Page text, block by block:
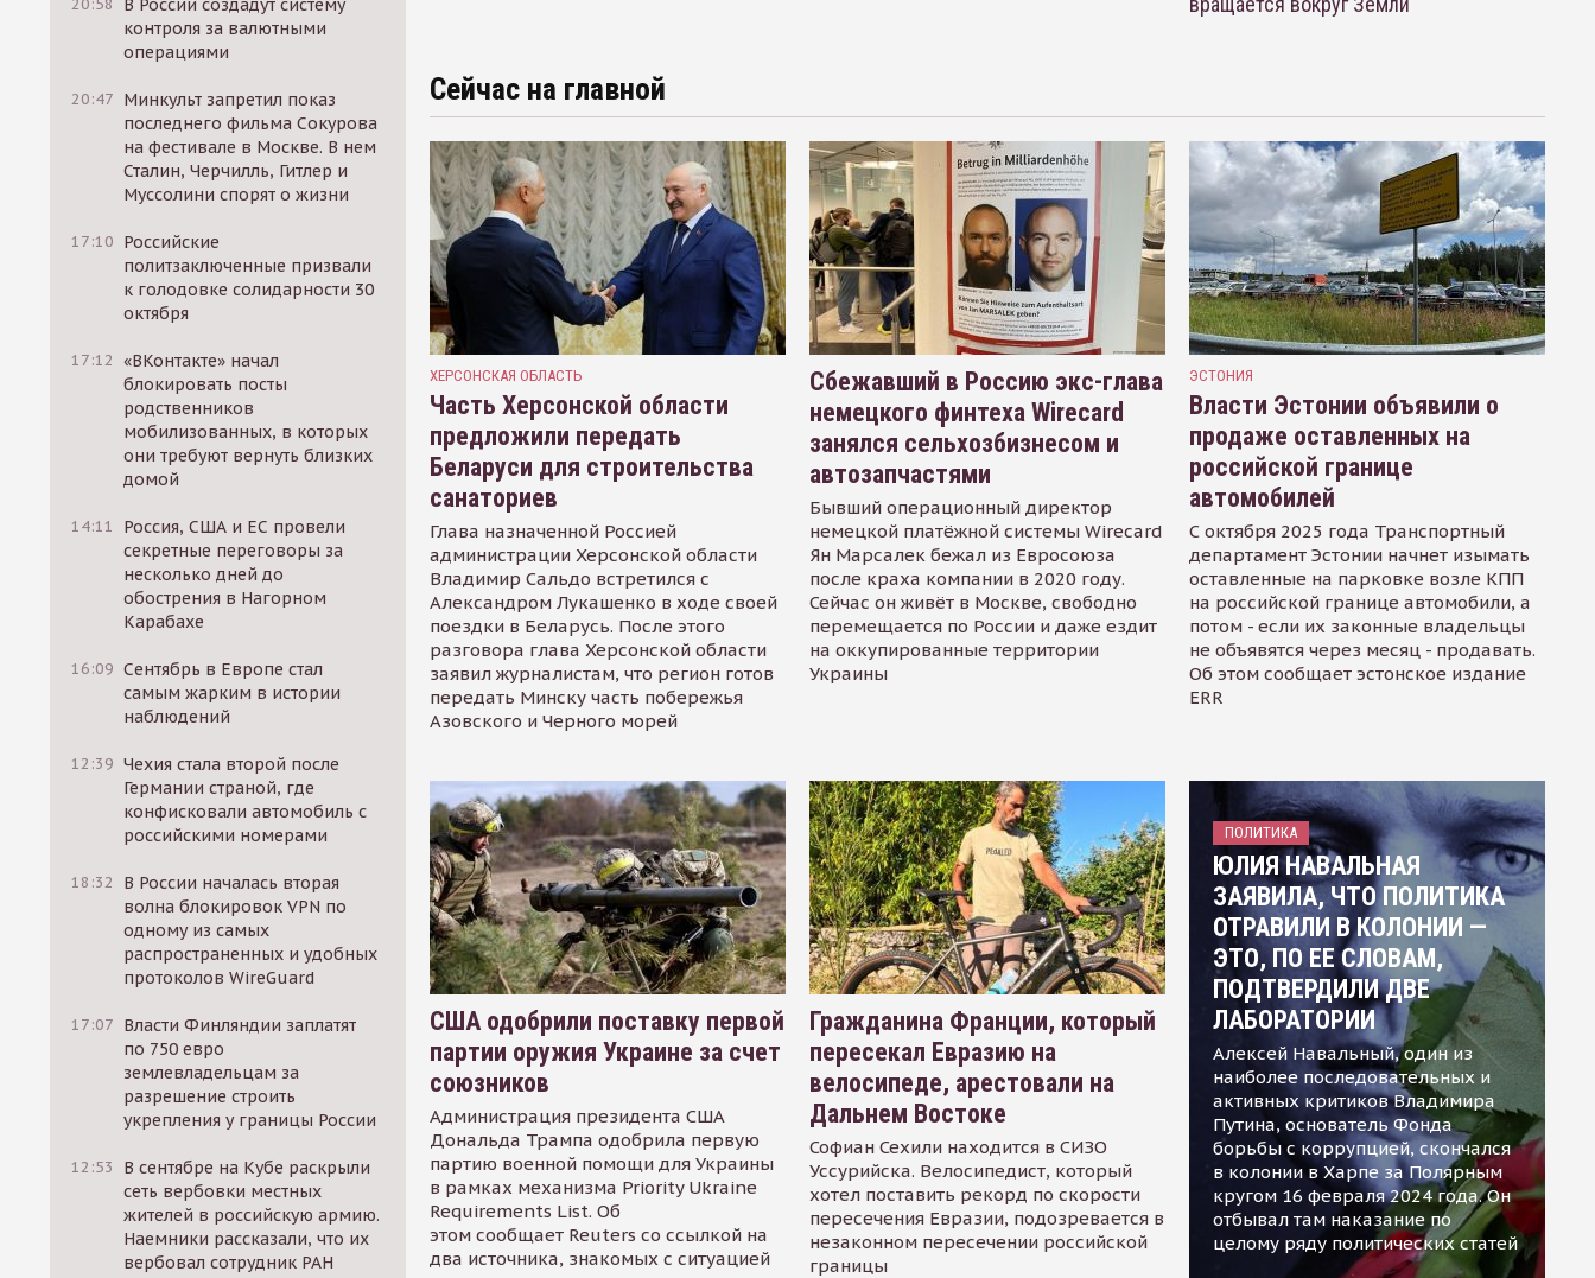
20:58
В России создадут систему
контроля за валютными
операциями
20:47 Минкульт запретил показ
последнего фильма Сокурова
на фестивале в Москве. В нем
Сталин, Черчилль, Гитлер и
Муссолини спорят о жизни
17:10 Российские
политзаключенные призвали
к голодовке солидарности 30
октября
17:12 «ВКонтакте» начал
блокировать посты
родственников
мобилизованных, в которых
они требуют вернуть близких
домой
14:11
Россия, США и ЕС провели
секретные переговоры за
несколько дней до
обострения в Нагорном
Карабахе
16:09 Сентябрь в Европе стал
самым жарким в истории
наблюдений
12:39 Чехия стала второй после
Германии страной, где
конфисковали автомобиль с
российскими номерами
18:32
В России началась вторая
волна блокировок VPN по
одному из самых
распространенных и удобных
протоколов WireGuard
17:07 Власти Финляндии заплатят
по 750 евро
землевладельцам за
разрешение строить
укрепления у границы России
12:53
В сентябре на Кубе раскрыли
сеть вербовки местных
жителей в российскую армию.
Наемники рассказали, что их
вербовал сотрудник РАН
Сейчас на главной
ХЕРСОНСКАЯ ОБЛАСТЬ
Часть Херсонской области
предложили передать
Беларуси для строительства
санаториев
Глава назначенной Россией
администрации Херсонской области
Владимир Сальдо встретился с
Александром Лукашенко в ходе своей
поездки в Беларусь. После этого
разговора глава Херсонской области
заявил журналистам, что регион готов
передать Минску часть побережья
Азовского и Черного морей
Сбежавший в Россию экс-глава
немецкого финтеха Wirecard
занялся сельхозбизнесом и
автозапчастями
Бывший операционный директор
немецкой платёжной системы Wirecard
Ян Марсалек бежал из Евросоюза
после краха компании в 2020 году.
Сейчас он живёт в Москве, свободно
перемещается по России и даже ездит
на оккупированные территории
Украины
ЭСТОНИЯ
Власти Эстонии объявили о
продаже оставленных на
российской границе
автомобилей
С октября 2025 года Транспортный
департамент Эстонии начнет изымать
оставленные на парковке возле КПП
на российской границе автомобили, а
потом - если их законные владельцы
не объявятся через месяц - продавать.
Об этом сообщает эстонское издание
ERR
США одобрили поставку первой
партии оружия Украине за счет
союзников
Администрация президента США
Дональда Трампа одобрила первую
партию военной помощи для Украины
в рамках механизма Priority Ukraine
Requirements List. Об
этом сообщает Reuters со ссылкой на
два источника, знакомых с ситуацией
Гражданина Франции, который
пересекал Евразию на
велосипеде, арестовали на
Дальнем Востоке
Софиан Сехили находится в СИЗО
Уссурийска. Велосипедист, который
хотел поставить рекорд по скорости
пересечения Евразии, подозревается в
незаконном пересечении российской
границы
ПОЛИТИКА
ЮЛИЯ НАВАЛЬНАЯ
ЗАЯВИЛА, ЧТО ПОЛИТИКА
ОТРАВИЛИ В КОЛОНИИ —
ЭТО, ПО ЕЕ СЛОВАМ,
ПОДТВЕРДИЛИ ДВЕ
ЛАБОРАТОРИИ
Алексей Навальный, один из
наиболее последовательных и
активных критиков Владимира
Путина, основатель Фонда
борьбы с коррупцией, скончался
в колонии в Харпе за Полярным
кругом 16 февраля 2024 года. Он
отбывал там наказание по
целому ряду политических статей